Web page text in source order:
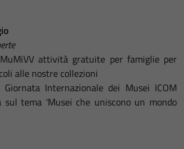
attività gratuite per famiglie per
alle nostre collezioni
Internazionale dei Musei ICOM
tema 'Musei che uniscono un mondo